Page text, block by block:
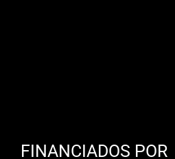
FINANCIADOS POR